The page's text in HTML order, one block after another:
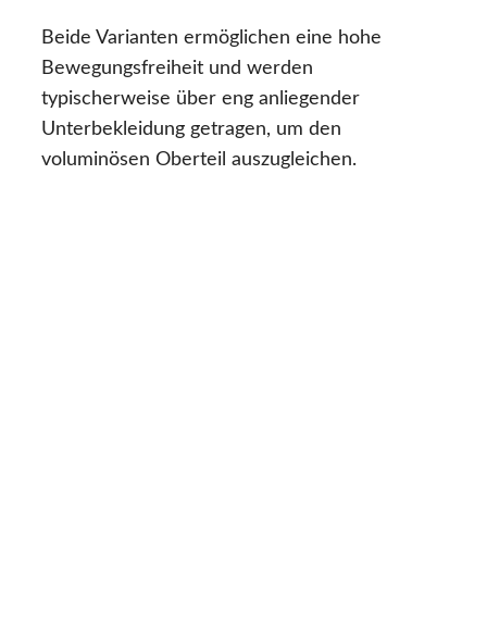
Beide Varianten ermöglichen eine hohe
Bewegungsfreiheit und werden
typischerweise über eng anliegender
Unterbekleidung getragen, um den
voluminösen Oberteil auszugleichen.